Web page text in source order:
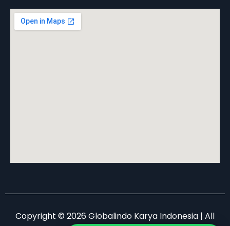
Copyright © 2026 Globalindo Karya Indonesia | All